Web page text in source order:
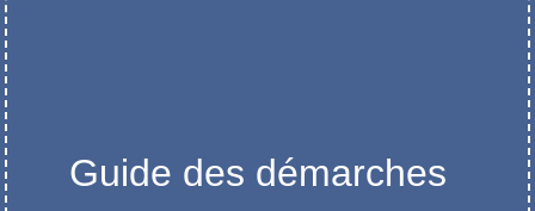
Guide des démarches